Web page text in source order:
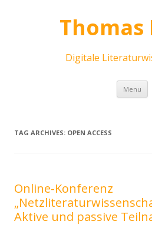
Thomas
Digitale
Menu
TAG ARCHIVES: OPEN ACCESS
Online-Konferenz
Aktive und passive